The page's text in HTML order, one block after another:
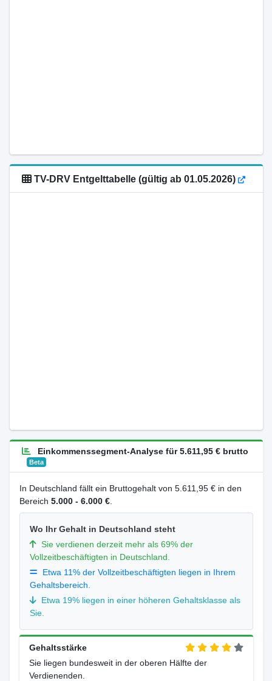
TV-DRV Entgelttabelle (gültig ab 01.05.2026)
Einkommenssegment-Analyse für 5.611,95 € brutto
Beta
In Deutschland fällt ein Bruttogehalt von 5.611,95 € in den
Bereich 5.000 - 6.000 €.
Wo Ihr Gehalt in Deutschland steht
Sie verdienen derzeit mehr als 69% der
Vollzeitbeschäftigten in Deutschland.
Etwa 11% der Vollzeitbeschäftigten liegen in Ihrem
Gehaltsbereich.
Etwa 19% liegen in einer höheren Gehaltsklasse als
Sie.
Gehaltsstärke
Sie liegen bundesweit in der oberen Hälfte der
Verdienenden.